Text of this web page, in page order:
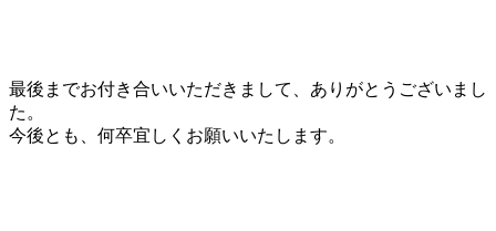
最後までお付き合いいただきまして、ありがとうございまし
た。
今後とも、何卒宜しくお願いいたします。